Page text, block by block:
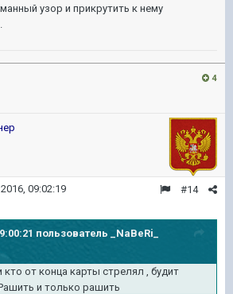
узор и прикрутить к нему
4
#14
09:02:19
пользователь _NaBeRi_
кто от конца карты стрелял , будит
и только рашить